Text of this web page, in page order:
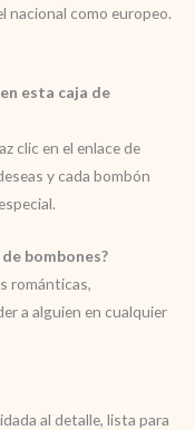
nacional como europeo.
esta caja de
clic en el enlace de
y cada bombón
bombones?
románticas,
a alguien en cualquier
al detalle, lista para